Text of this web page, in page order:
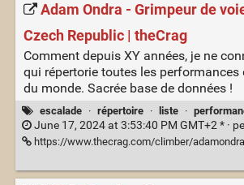
Adam Ondra - Grimpeur de
Czech Republic | theCrag
Comment depuis XY années, je ne
qui répertorie toutes les performances
du monde. Sacrée base de données !
escalade · répertoire · liste ·
June 17, 2024 at 3:53:40 PM GMT+2 * ·
https://www.thecrag.com/climber/adamondra